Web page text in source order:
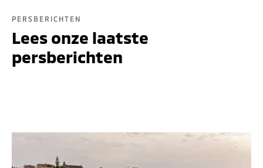
PERSBERICHTEN
Lees onze laatste
persberichten